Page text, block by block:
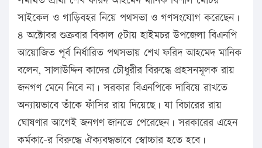
সাইকেল ও গাড়িবহর নিয়ে পথসভা ও গণসংযোগ করেছেন।
৪ অক্টোবর শুক্রবার বিকাল ৫টায় হাইমচর উপজেলা বিএনপি
আয়োজিত পূর্ব নির্ধারিত পথসভায় শেখ ফরিদ আহমেদ মানিক
বলেন, সালাউদ্দিন কাদের চৌধুরীর বিরুদ্ধে প্রহসনমূলক রায়
জনগণ মেনে নিবে না। সরকার বিএনপিকে দাবিয়ে রাখতে
অন্যায়ভাবে তাঁকে ফাঁসির রায় দিয়েছে। যা বিচারের রায়
ঘোষণার আগেই জনগণ জানতে পেরেছেন। সরকারের এহেন
কর্মকা-ের বিরুদ্ধে ঐক্যবদ্ধভাবে স্বোচ্চার হতে হবে।